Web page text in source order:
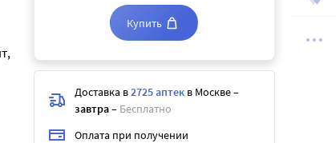
Купить
Доставка в2725 аптек в Москве–
завтра– Бесплатно
Оплата при получении